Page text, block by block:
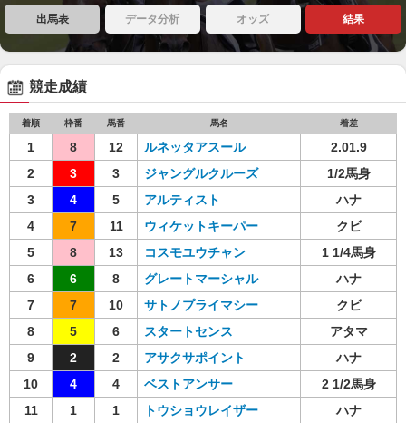
出馬表 データ分析 オッズ 結果
競走成績
着順 枠番 馬番 馬名 着差
1 8 12 ルネッタアスール
2.01.9
2
3 3 ジャングルクルーズ
1/2馬身
3
4 5 アルティスト
ハナ
4
7 11 ウィケットキーパー
クビ
5
8 13 コスモユウチャン
1 1/4馬身
6
6 8 グレートマーシャル
ハナ
7
7 10 サトノプライマシー
クビ
8
5 6 スタートセンス
アタマ
9
2 2 アサクサポイント
ハナ
10
4 4 ベストアンサー
2 1/2馬身
11
1 1 トウショウレイザー
ハナ